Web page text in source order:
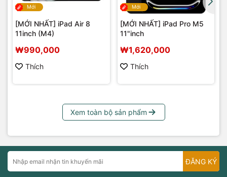
Mới
[MỚI NHẤT] iPad Air 8
11inch (M4)
₩990,000
Thích
Mới
[MỚI NHẤT] iPad Pro M5
11"inch
₩1,620,000
Thích
Xem toàn bộ sản phẩm
ĐĂNG KÝ